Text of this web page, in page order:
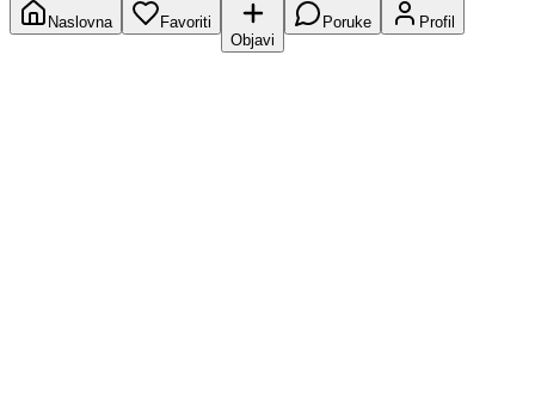
Naslovna
Favoriti
Objavi
Poruke Profil